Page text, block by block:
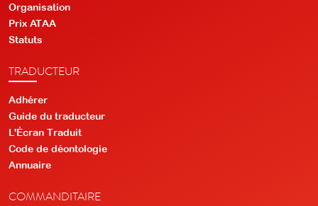
Organisation
Prix ATAA
Statuts
TRADUCTEUR
Adhérer
Guide du traducteur
L'Écran Traduit
Code de déontologie
Annuaire
COMMANDITAIRE